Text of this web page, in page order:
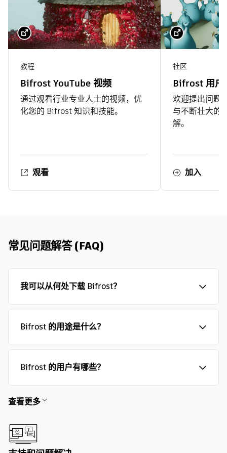
教程
Bifrost YouTube 视频
通过观看行业专业人士的视频，优
化您的 Bifrost 知识和技能。
观看
社区
Bifrost 用户
欢迎提出问题
与不断壮大的
解。
加入
常见问题解答 (FAQ)
我可以从何处下载 Bifrost？
Bifrost 的用途是什么？
Bifrost 的用户有哪些？
查看更多